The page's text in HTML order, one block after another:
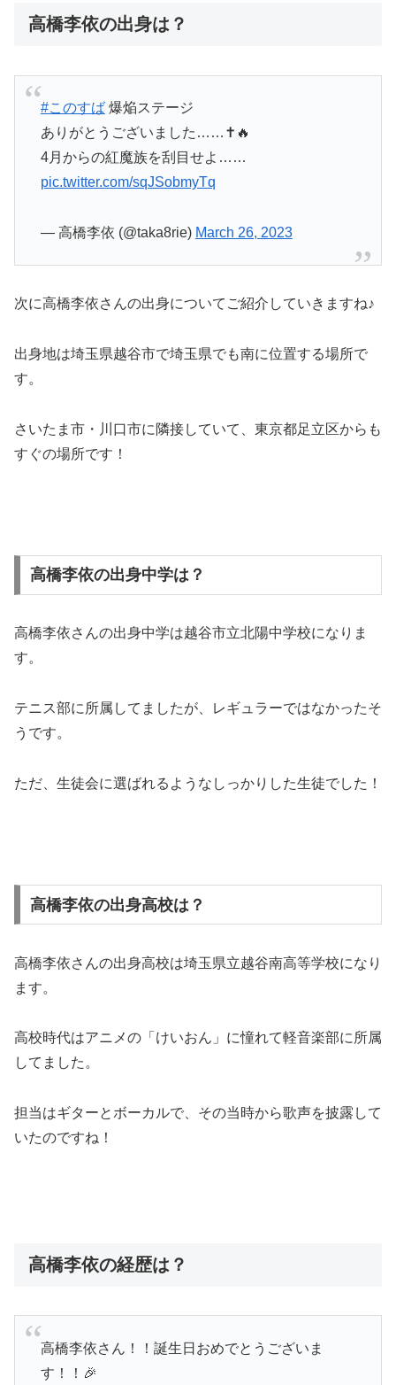
高橋李依の出身は？
#このすば爆焔ステージ
ありがとうございました……✝️🔥
4月からの紅魔族を刮目せよ……
pic.twitter.com/sqJSobmyTq
— 高橋李依 (@taka8rie) March 26, 2023
次に高橋李依さんの出身についてご紹介していきますね♪
出身地は埼玉県越谷市で埼玉県でも南に位置する場所で
す。
さいたま市・川口市に隣接していて、東京都足立区からも
すぐの場所です！
高橋李依の出身中学は？
高橋李依さんの出身中学は越谷市立北陽中学校になりま
す。
テニス部に所属してましたが、レギュラーではなかったそ
うです。
ただ、生徒会に選ばれるようなしっかりした生徒でした！
高橋李依の出身高校は？
高橋李依さんの出身高校は埼玉県立越谷南高等学校になり
ます。
高校時代はアニメの「けいおん」に憧れて軽音楽部に所属
してました。
担当はギターとボーカルで、その当時から歌声を披露して
いたのですね！
高橋李依の経歴は？
高橋李依さん！！誕生日おめでとうございま
す！！🎉